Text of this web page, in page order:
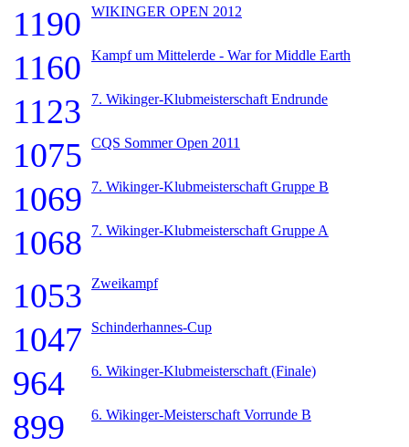
1190 WIKINGER OPEN 2012
1160 Kampf um Mittelerde - War for Middle Earth
1123 7. Wikinger-Klubmeisterschaft Endrunde
1075 CQS Sommer Open 2011
1069 7. Wikinger-Klubmeisterschaft Gruppe B
1068 7. Wikinger-Klubmeisterschaft Gruppe A
1053 Zweikampf
1047 Schinderhannes-Cup
964 6. Wikinger-Klubmeisterschaft (Finale)
899 6. Wikinger-Meisterschaft Vorrunde B